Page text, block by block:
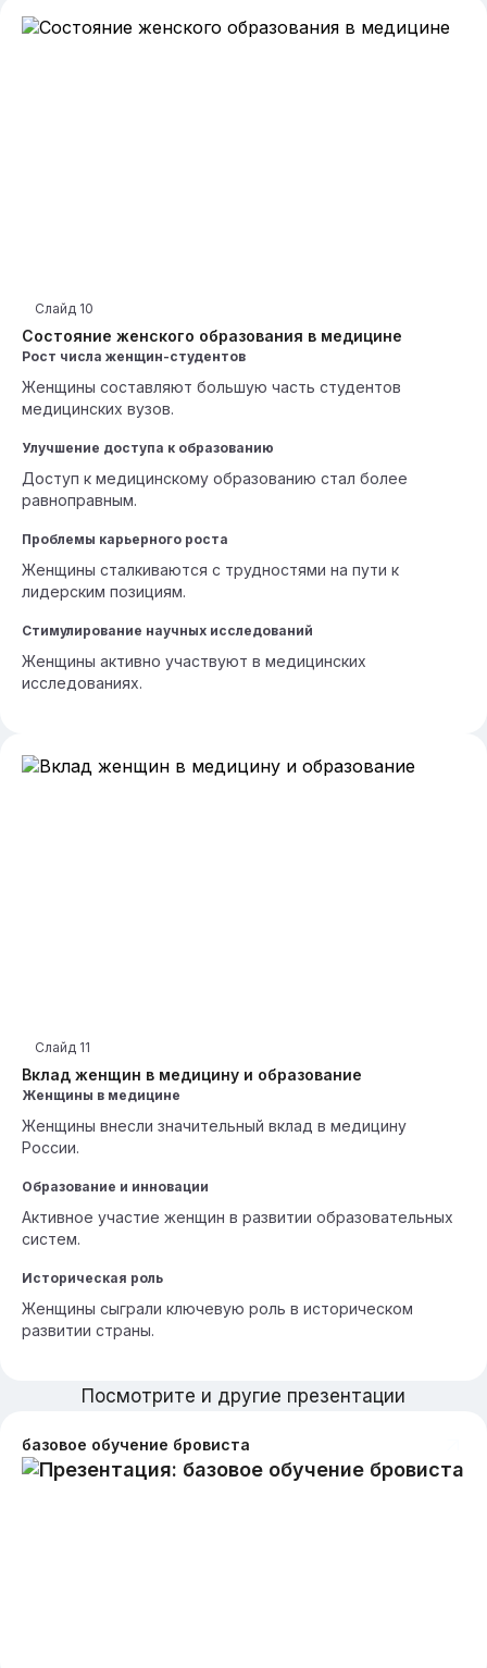
Состояние женского образования в медицине
Слайд 10
Рост числа женщин-студентов
Женщины составляют большую часть студентов
медицинских вузов.
Улучшение доступа к образованию
Доступ к медицинскому образованию стал более
равноправным.
Проблемы карьерного роста
Женщины сталкиваются с трудностями на пути к
лидерским позициям.
Стимулирование научных исследований
Женщины активно участвуют в медицинских
исследованиях.
Вклад женщин в медицину и образование
Слайд 11
Женщины в медицине
Женщины внесли значительный вклад в медицину
России.
Образование и инновации
Активное участие женщин в развитии образовательных
систем.
Историческая роль
Женщины сыграли ключевую роль в историческом
развитии страны.
Посмотрите и другие презентации
базовое обучение бровиста